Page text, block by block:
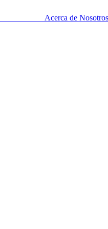
Acerca de Nosotros